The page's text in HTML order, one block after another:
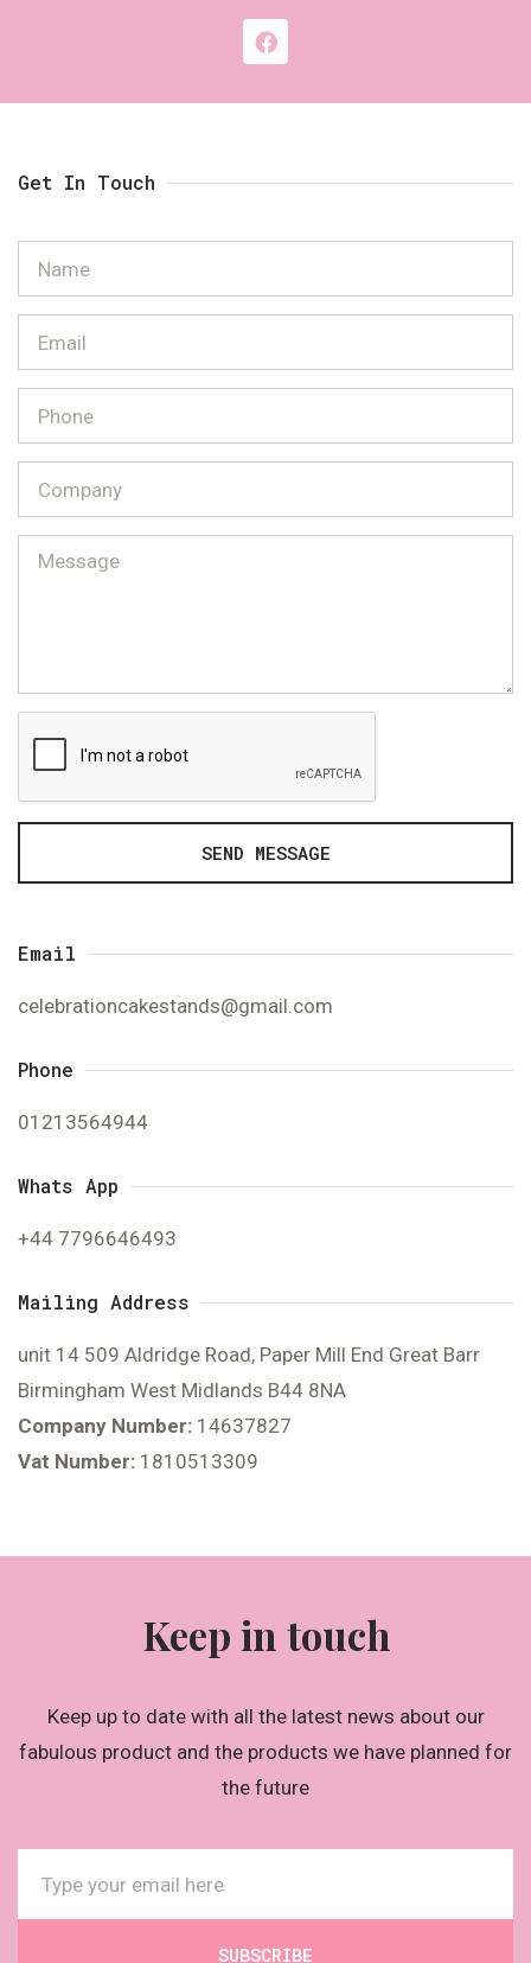
Get In Touch
SEND MESSAGE
Email
celebrationcakestands@gmail.com
Phone
01213564944
Whats App
+44 7796646493
Mailing Address
unit 14 509 Aldridge Road, Paper Mill End Great Barr
Birmingham West Midlands B44 8NA
Company Number: 14637827
Vat Number: 1810513309
Keep in touch
Keep up to date with all the latest news about our
fabulous product and the products we have planned for
the future
SUBSCRIBE